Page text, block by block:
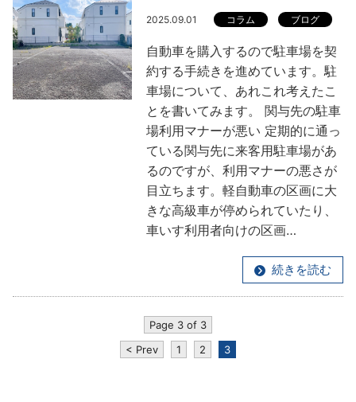
2025.09.01 コラム ブログ
自動車を購入するので駐車場を契
約する手続きを進めています。駐
車場について、あれこれ考えたこ
とを書いてみます。 関与先の駐車
場利用マナーが悪い 定期的に通っ
ている関与先に来客用駐車場があ
るのですが、利用マナーの悪さが
目立ちます。軽自動車の区画に大
きな高級車が停められていたり、
車いす利用者向けの区画…
続きを読む
Page 3 of 3
< Prev
1 2 3